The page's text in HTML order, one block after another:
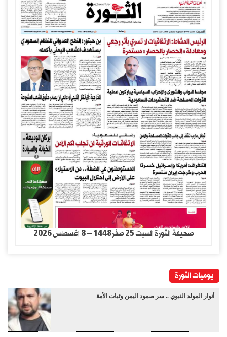
صحيفة الثورة السبت 25 صفر1448 – 8 اغسطس 2026
يوميات الثورة
أنوار المولد النبوي .. سر صمود اليمن وثبات الأمة